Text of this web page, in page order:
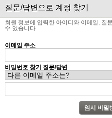
질문/답변으로 계정 찾기
회원 정보에 입력한 아이디와 이메일, 질
수 있습니다.
이메일 주소
비밀번호 찾기 질문/답변